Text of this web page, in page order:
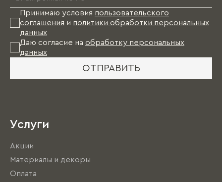
Принимаю условия пользовательского
соглашения и политики обработки персональных
данных
Даю согласие на обработку персональных
данных
ОТПРАВИТЬ
Услуги
Акции
Материалы и декоры
Оплата